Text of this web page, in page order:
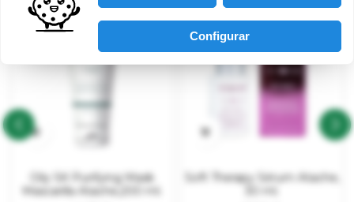

Oily SK Purifying Mask
Mascarilla Atache,200 ml.

Soft Therapy Sérum Atache,
Configurar